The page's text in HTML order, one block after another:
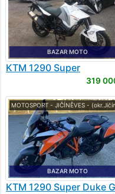
BAZAR MOTO
KTM 1290 Super
319
MOTOSPORT - JIČÍNĚVES -
BAZAR MOTO
KTM 1290 Super Duke